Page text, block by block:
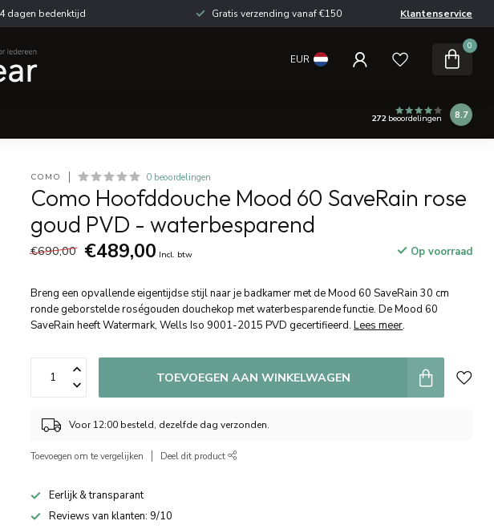
dagen bedenktijd Gratis verzending vanaf €150 Klantenservice
EUR
0
272beoordelingen 8.7
COMO 0 beoordelingen
Como Hoofddouche Mood 60 SaveRain rose
goud PVD - waterbesparend
€690,00 €489,00 Incl. btw Op voorraad
Breng een opvallende eigentijdse stijl naar je badkamer met de Mood 60 SaveRain 30 cm
ronde geborstelde roségouden douchekop met waterbesparende functie. De Mood 60
SaveRain heeft Watermark, Wells Iso 9001-2015 PVD gecertifieerd.Lees meer.
TOEVOEGEN AAN WINKELWAGEN
Voor 12:00 besteld, dezelfde dag verzonden.
Toevoegen om te vergelijken Deel dit product
Eerlijk & transparant
Reviews van klanten: 9/10